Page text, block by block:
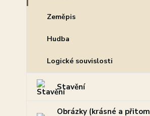
Zeměpis
Hudba
Logické souvislosti
Stavění
Obrázky (krásné a přitom